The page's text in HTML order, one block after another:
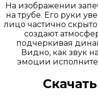
На изображении
на трубе. Его руки
лицо частично
создают
подчеркивая
Видно, как звук
эмоции